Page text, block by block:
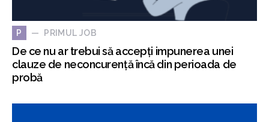
P PRIMUL JOB
De ce nu ar trebui să accepți impunerea unei
clauze de neconcurență încă din perioada de
probă